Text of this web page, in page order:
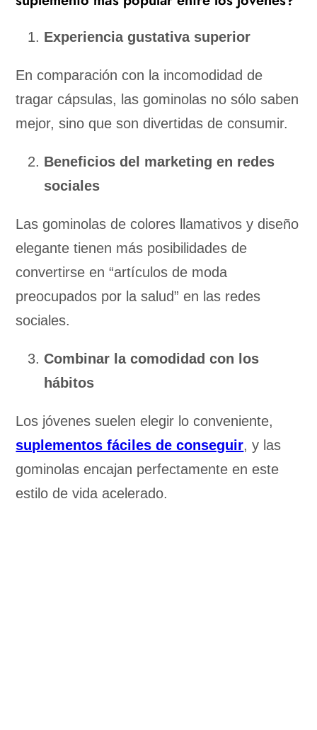
Experiencia gustativa superior
En comparación con la incomodidad de
tragar cápsulas, las gominolas no sólo saben
mejor, sino que son divertidas de consumir.
Beneficios del marketing en redes
sociales
Las gominolas de colores llamativos y diseño
elegante tienen más posibilidades de
convertirse en “artículos de moda
preocupados por la salud” en las redes
sociales.
Combinar la comodidad con los
hábitos
Los jóvenes suelen elegir lo conveniente,
suplementos fáciles de conseguir, y las
gominolas encajan perfectamente en este
estilo de vida acelerado.